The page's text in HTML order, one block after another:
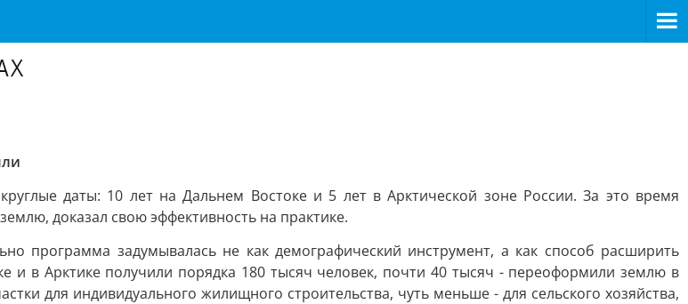
даты: 10 лет на Дальнем Востоке и 5 лет в Арктической зоне России. За это время
доказал свою эффективность на практике.
программа задумывалась не как демографический инструмент, а как способ расширить
и в Арктике получили порядка 180 тысяч человек, почти 40 тысяч - переоформили землю в
для индивидуального жилищного строительства, чуть меньше - для сельского хозяйства,